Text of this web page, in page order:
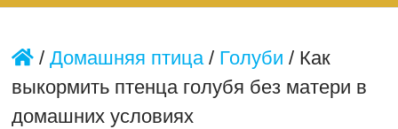
/ Домашняя птица/ Голуби / Как
выкормить птенца голубя без матери в
домашних условиях